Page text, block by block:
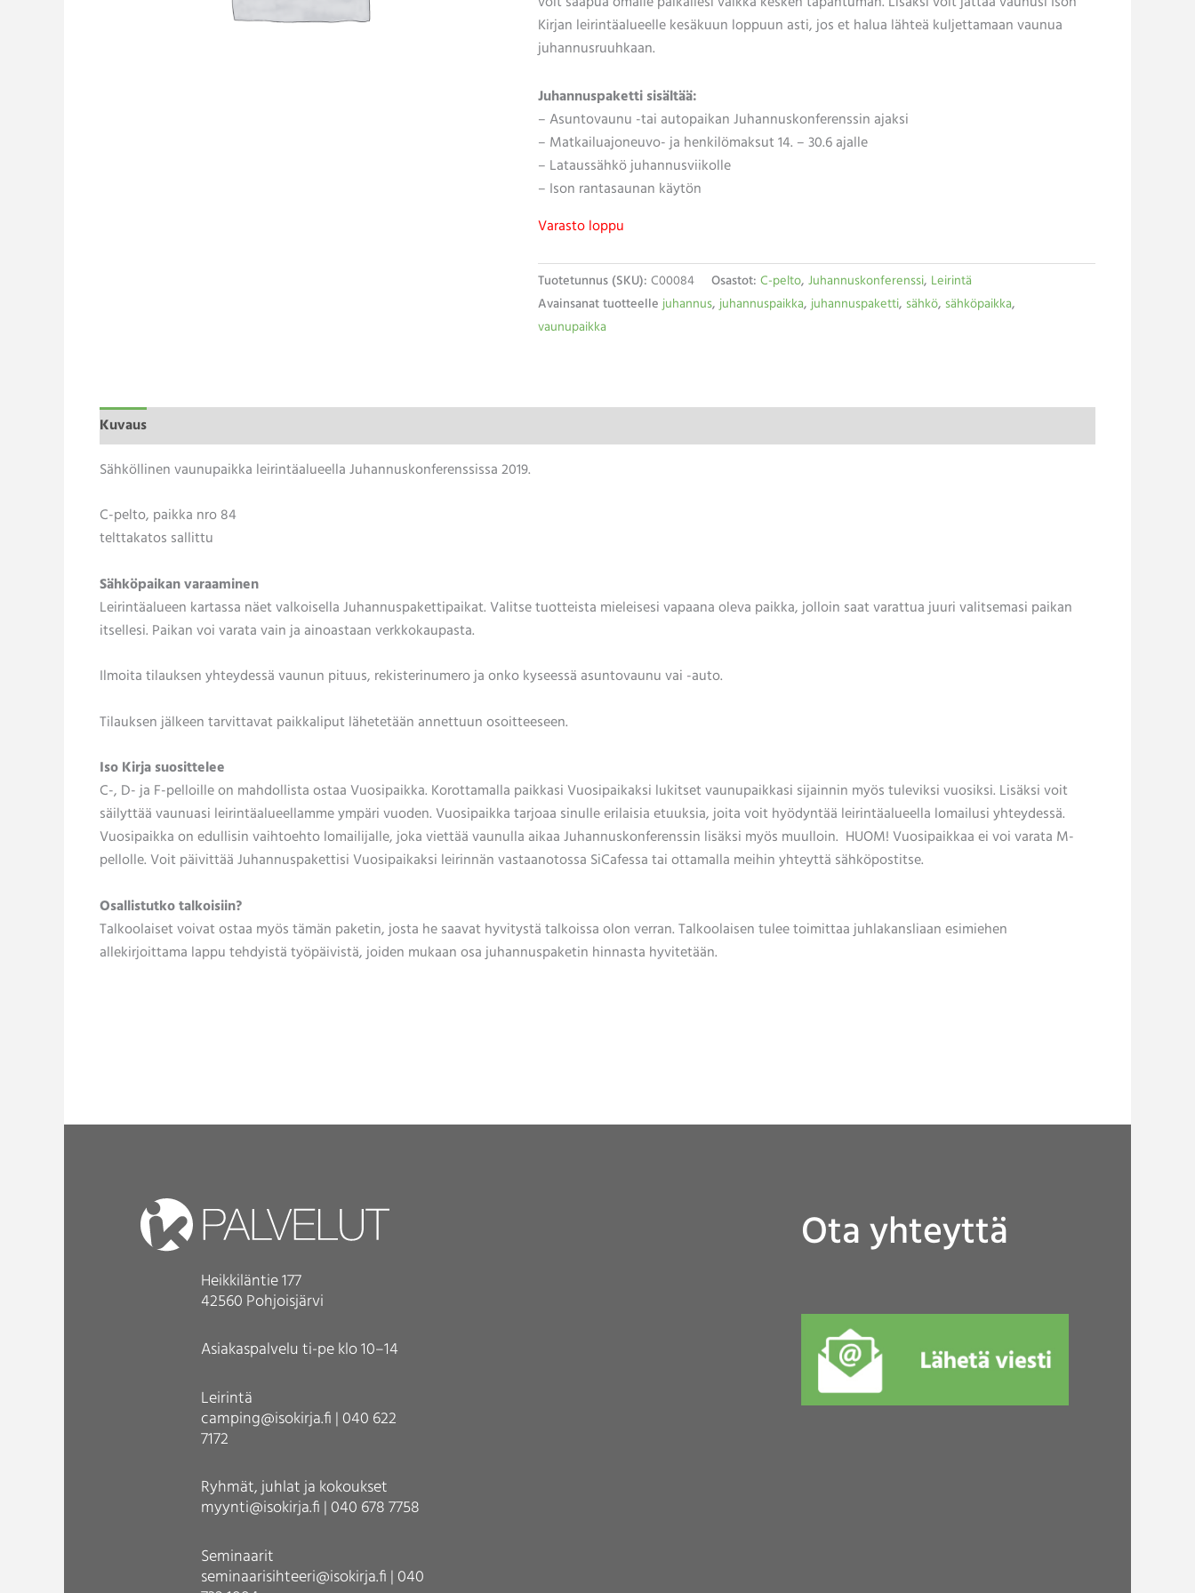
Kirjan leirintäalueelle kesäkuun loppuun asti, jos et halua lähteä kuljettamaan vaunua
juhannusruuhkaan.
Juhannuspaketti sisältää:
– Asuntovaunu -tai autopaikan Juhannuskonferenssin ajaksi
– Matkailuajoneuvo- ja henkilömaksut 14. – 30.6 ajalle
– Lataussähkö juhannusviikolle
– Ison rantasaunan käytön
Varasto loppu
Tuotetunnus (SKU): C00084 Osastot: C-pelto, Juhannuskonferenssi, Leirintä
Avainsanat tuotteelle juhannus, juhannuspaikka, juhannuspaketti, sähkö, sähköpaikka,
vaunupaikka
Kuvaus
Sähköllinen vaunupaikka leirintäalueella Juhannuskonferenssissa 2019.
C-pelto, paikka nro 84
telttakatos sallittu
Sähköpaikan varaaminen
Leirintäalueen kartassa näet valkoisella Juhannuspakettipaikat. Valitse tuotteista mieleisesi vapaana oleva paikka, jolloin saat varattua juuri valitsemasi paikan
itsellesi. Paikan voi varata vain ja ainoastaan verkkokaupasta.
Ilmoita tilauksen yhteydessä vaunun pituus, rekisterinumero ja onko kyseessä asuntovaunu vai -auto.
Tilauksen jälkeen tarvittavat paikkaliput lähetetään annettuun osoitteeseen.
Iso Kirja suosittelee
C-, D- ja F-pelloille on mahdollista ostaa Vuosipaikka. Korottamalla paikkasi Vuosipaikaksi lukitset vaunupaikkasi sijainnin myös tuleviksi vuosiksi. Lisäksi voit
säilyttää vaunuasi leirintäalueellamme ympäri vuoden. Vuosipaikka tarjoaa sinulle erilaisia etuuksia, joita voit hyödyntää leirintäalueella lomailusi yhteydessä.
Vuosipaikka on edullisin vaihtoehto lomailijalle, joka viettää vaunulla aikaa Juhannuskonferenssin lisäksi myös muulloin. HUOM! Vuosipaikkaa ei voi varata M-
pellolle. Voit päivittää Juhannuspakettisi Vuosipaikaksi leirinnän vastaanotossa SiCafessa tai ottamalla meihin yhteyttä sähköpostitse.
Osallistutko talkoisiin?
Talkoolaiset voivat ostaa myös tämän paketin, josta he saavat hyvitystä talkoissa olon verran. Talkoolaisen tulee toimittaa juhlakansliaan esimiehen
allekirjoittama lappu tehdyistä työpäivistä, joiden mukaan osa juhannuspaketin hinnasta hyvitetään.
Heikkiläntie 177
42560 Pohjoisjärvi
Asiakaspalvelu ti-pe klo 10–14
Leirintä
camping@isokirja.fi | 040 622
7172
Ryhmät, juhlat ja kokoukset
myynti@isokirja.fi | 040 678 7758
Seminaarit
seminaarisihteeri@isokirja.fi | 040
Ota yhteyttä